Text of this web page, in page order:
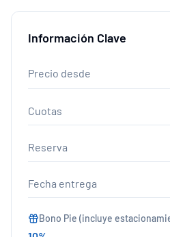
Información Clave
Precio desde
Cuotas
Reserva
Fecha entrega
Bono Pie (incluye